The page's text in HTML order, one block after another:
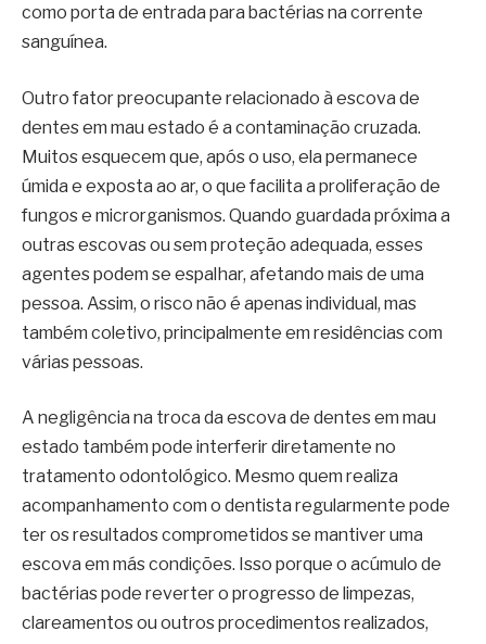
como porta de entrada para bactérias na corrente
sanguínea.
Outro fator preocupante relacionado à escova de
dentes em mau estado é a contaminação cruzada.
Muitos esquecem que, após o uso, ela permanece
úmida e exposta ao ar, o que facilita a proliferação de
fungos e microrganismos. Quando guardada próxima a
outras escovas ou sem proteção adequada, esses
agentes podem se espalhar, afetando mais de uma
pessoa. Assim, o risco não é apenas individual, mas
também coletivo, principalmente em residências com
várias pessoas.
A negligência na troca da escova de dentes em mau
estado também pode interferir diretamente no
tratamento odontológico. Mesmo quem realiza
acompanhamento com o dentista regularmente pode
ter os resultados comprometidos se mantiver uma
escova em más condições. Isso porque o acúmulo de
bactérias pode reverter o progresso de limpezas,
clareamentos ou outros procedimentos realizados,